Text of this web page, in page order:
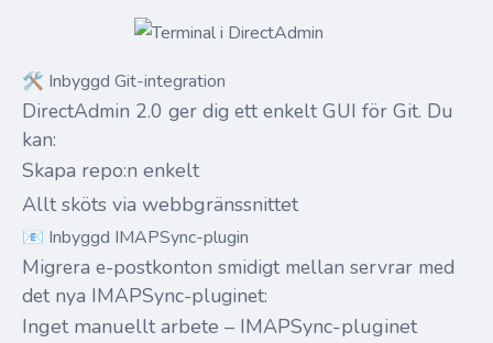
🛠️ Inbyggd Git-integration
DirectAdmin 2.0 ger dig ett enkelt GUI för Git. Du
kan:
Skapa repo:n enkelt
Allt sköts via webbgränssnittet
📧 Inbyggd IMAPSync-plugin
Migrera e-postkonton smidigt mellan servrar med
det nya IMAPSync-pluginet:
Inget manuellt arbete – IMAPSync-pluginet